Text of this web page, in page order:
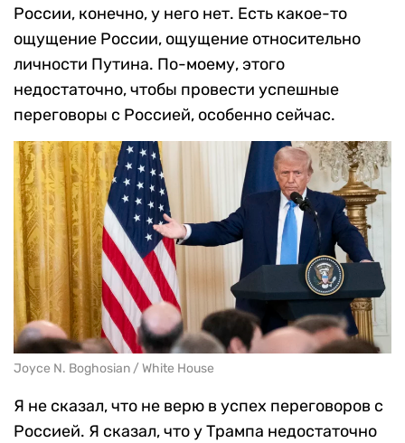
России, конечно, у него нет. Есть какое-то
ощущение России, ощущение относительно
личности Путина. По-моему, этого
недостаточно, чтобы провести успешные
переговоры с Россией, особенно сейчас.
Joyce N. Boghosian / White House
Я не сказал, что не верю в успех переговоров с
Россией. Я сказал, что у Трампа недостаточно